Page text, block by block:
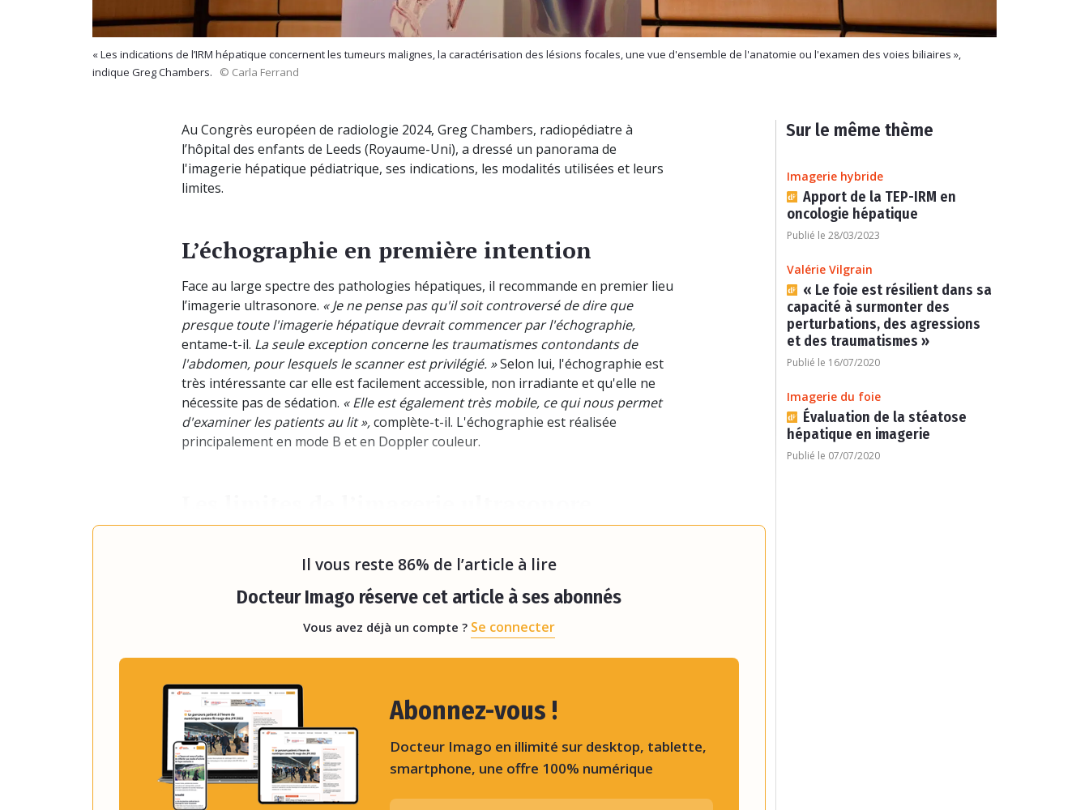
« Les indications de l’IRM hépatique concernent les tumeurs malignes, la caractérisation des lésions focales, une vue d'ensemble de l'anatomie ou l'examen des voies biliaires »,
indique Greg Chambers.
© Carla Ferrand
Au Congrès européen de radiologie 2024, Greg Chambers, radiopédiatre à
l’hôpital des enfants de Leeds (Royaume-Uni), a dressé un panorama de
l'imagerie hépatique pédiatrique, ses indications, les modalités utilisées et leurs
limites.
L’échographie en première intention
Face au large spectre des pathologies hépatiques, il recommande en premier lieu
l’imagerie ultrasonore. « Je ne pense pas qu'il soit controversé de dire que
presque toute l'imagerie hépatique devrait commencer par l'échographie,
entame-t-il. La seule exception concerne les traumatismes contondants de
l'abdomen, pour lesquels le scanner est privilégié. »Selon lui, l'échographie est
très intéressante car elle est facilement accessible, non irradiante et qu'elle ne
nécessite pas de sédation. « Elle est également très mobile, ce qui nous permet
d'examiner les patients au lit »,complète-t-il. L'échographie est réalisée
principalement en mode B et en Doppler couleur.
Il vous reste 86% de l’article à lire
Docteur Imago réserve cet article à ses abonnés
Vous avez déjà un compte ? Se connecter
Abonnez-vous !
Docteur Imago en illimité sur desktop, tablette,
smartphone, une offre 100% numérique
Sur le même thème
Imagerie hybride
Apport de la TEP-IRM en
oncologie hépatique
Publié le 28/03/2023
Valérie Vilgrain
« Le foie est résilient dans sa
capacité à surmonter des
perturbations, des agressions
et des traumatismes »
Publié le 16/07/2020
Imagerie du foie
Évaluation de la stéatose
hépatique en imagerie
Publié le 07/07/2020